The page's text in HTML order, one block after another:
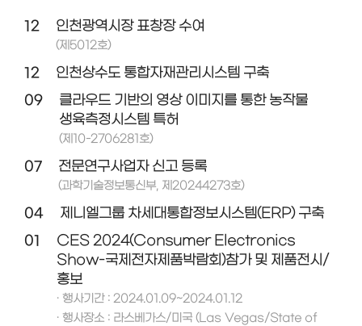
12 인천광역시장 표창장 수여
(제5012호)
12
인천상수도 통합자재관리시스템 구축
09
클라우드 기반의 영상 이미지를 통한 농작물
생육측정시스템 특허
(제10-2706281호)
07 전문연구사업자 신고 등록
(과학기술정보통신부, 제20244273호)
04
제니엘그룹 차세대통합정보시스템(ERP) 구축
01
CES 2024(Consumer Electronics
Show-국제전자제품박람회)참가 및 제품전시/
홍보
· 행사기간 : 2024.01.09~2024.01.12
· 행사장소 : 라스베가스/미국 (Las Vegas/State of